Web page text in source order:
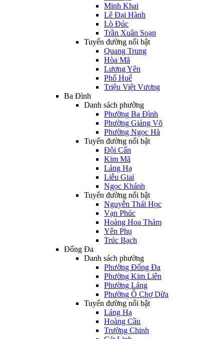
Minh Khai
Lê Đại Hành
Lò Đúc
Trần Xuân Soạn
Tuyến đường nổi bật
Quang Trung
Hòa Mã
Lương Yên
Phố Huế
Triệu Việt Vương
Ba Đình
Danh sách phường
Phường Ba Đình
Phường Giảng Võ
Phường Ngọc Hà
Tuyến đường nổi bật
Đội Cấn
Kim Mã
Láng Hạ
Liễu Giai
Ngọc Khánh
Tuyến đường nổi bật
Nguyễn Thái Học
Vạn Phúc
Hoàng Hoa Thám
Yên Phụ
Trúc Bạch
Đống Đa
Danh sách phường
Phường Đống Đa
Phường Kim Liên
Phường Láng
Phường Ô Chợ Dừa
Tuyến đường nổi bật
Láng Hạ
Hoàng Cầu
Trường Chinh